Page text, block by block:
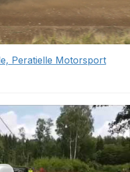
Peratielle Motorsport